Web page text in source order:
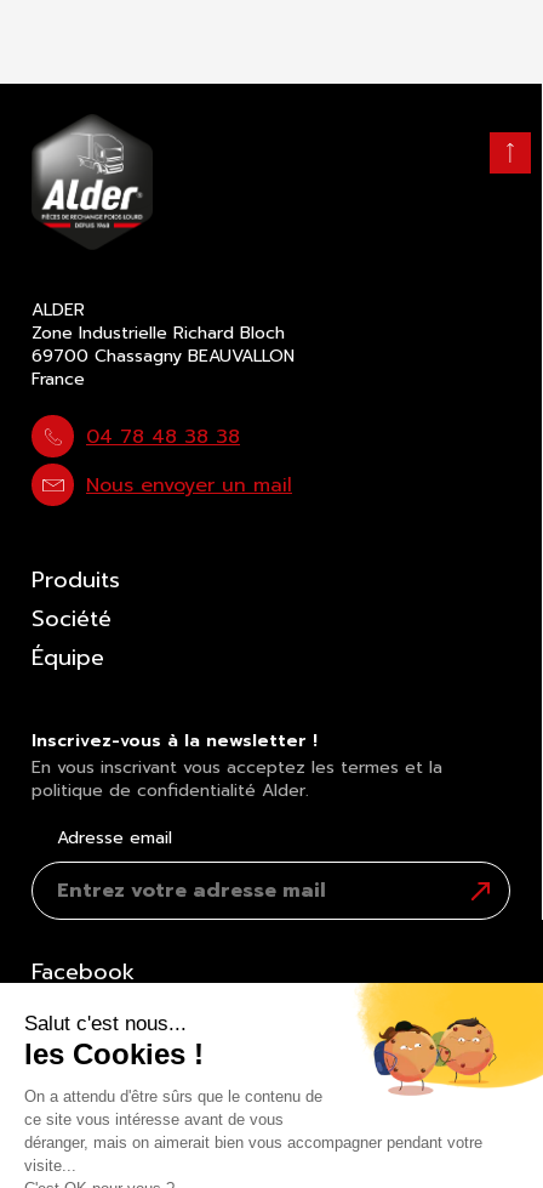
Retour
haut
ALDER
Zone Industrielle Richard Bloch
69700 Chassagny BEAUVALLON
France
04 78 48 38 38
Nous envoyer un mail
Produits
Société
Équipe
Inscrivez-vous à la newsletter !
En vous inscrivant vous acceptez les termes et la
politique de confidentialité Alder.
Adresse email
à
Facebook
Twitter
YouTube
Instagram
LinkedIn